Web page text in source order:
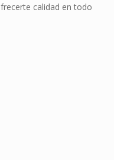
calidad en todo